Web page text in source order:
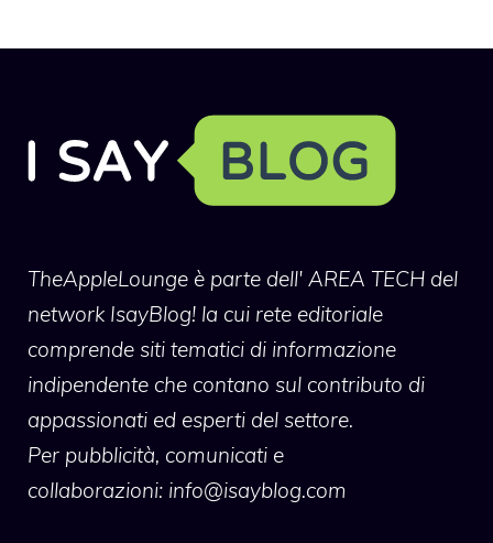
TheAppleLounge è parte dell' AREA TECH del
network IsayBlog! la cui rete editoriale
comprende siti tematici di informazione
indipendente che contano sul contributo di
appassionati ed esperti del settore.
Per pubblicità, comunicati e
collaborazioni: info@isayblog.com